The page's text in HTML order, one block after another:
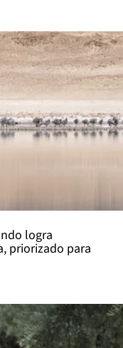
logra
priorizado para